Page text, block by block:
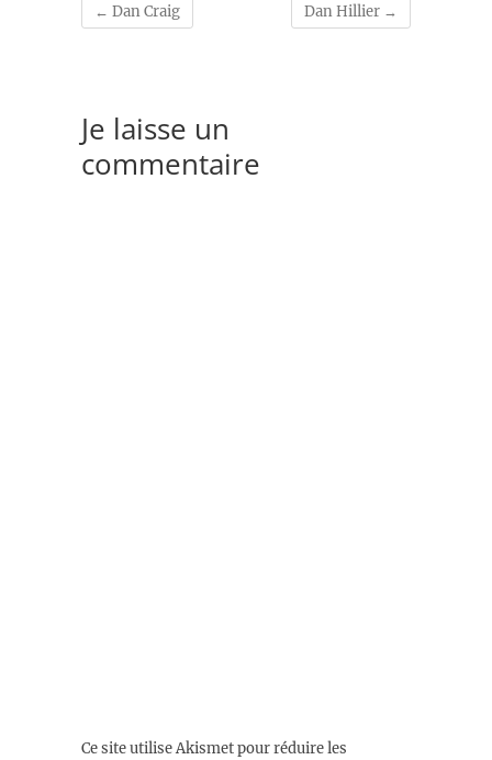
← Dan Craig Dan Hillier →
Je laisse un
commentaire
Ce site utilise Akismet pour réduire les